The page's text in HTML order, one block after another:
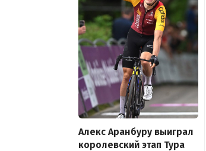
Алекс Аранбуру выиграл
королевский этап Тура